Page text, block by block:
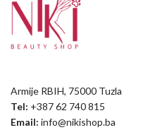
Armije RBIH, 75000 Tuzla
Tel: +387 62 740 815
Email: info@nikishop.ba